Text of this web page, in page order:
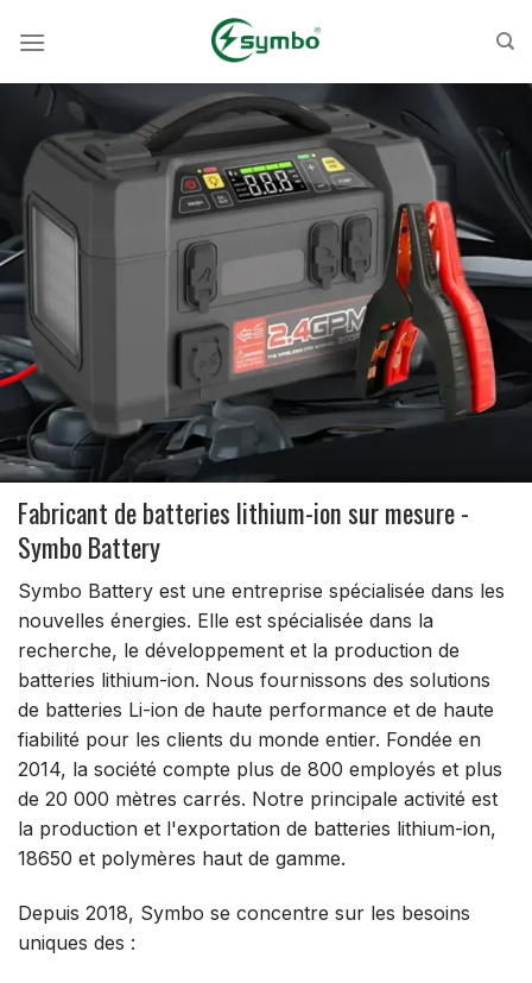
Fabricant de batteries lithium-ion sur mesure -
Symbo Battery
Symbo Battery est une entreprise spécialisée dans les
nouvelles énergies. Elle est spécialisée dans la
recherche, le développement et la production de
batteries lithium-ion. Nous fournissons des solutions
de batteries Li-ion de haute performance et de haute
fiabilité pour les clients du monde entier. Fondée en
2014, la société compte plus de 800 employés et plus
de 20 000 mètres carrés. Notre principale activité est
la production et l'exportation de batteries lithium-ion,
18650 et polymères haut de gamme.
Depuis 2018, Symbo se concentre sur les besoins
uniques des :